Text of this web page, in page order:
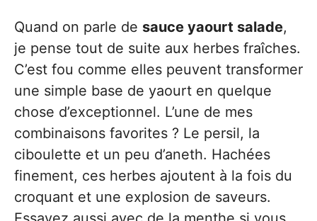
Quand on parle de sauce yaourt salade,
je pense tout de suite aux herbes fraîches.
C’est fou comme elles peuvent transformer
une simple base de yaourt en quelque
chose d’exceptionnel. L’une de mes
combinaisons favorites ? Le persil, la
ciboulette et un peu d’aneth. Hachées
finement, ces herbes ajoutent à la fois du
croquant et une explosion de saveurs.